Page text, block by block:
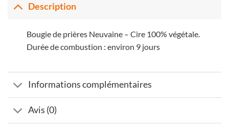
Description
Bougie de prières Neuvaine – Cire 100% végétale.
Durée de combustion : environ 9 jours
Informations complémentaires
Avis (0)